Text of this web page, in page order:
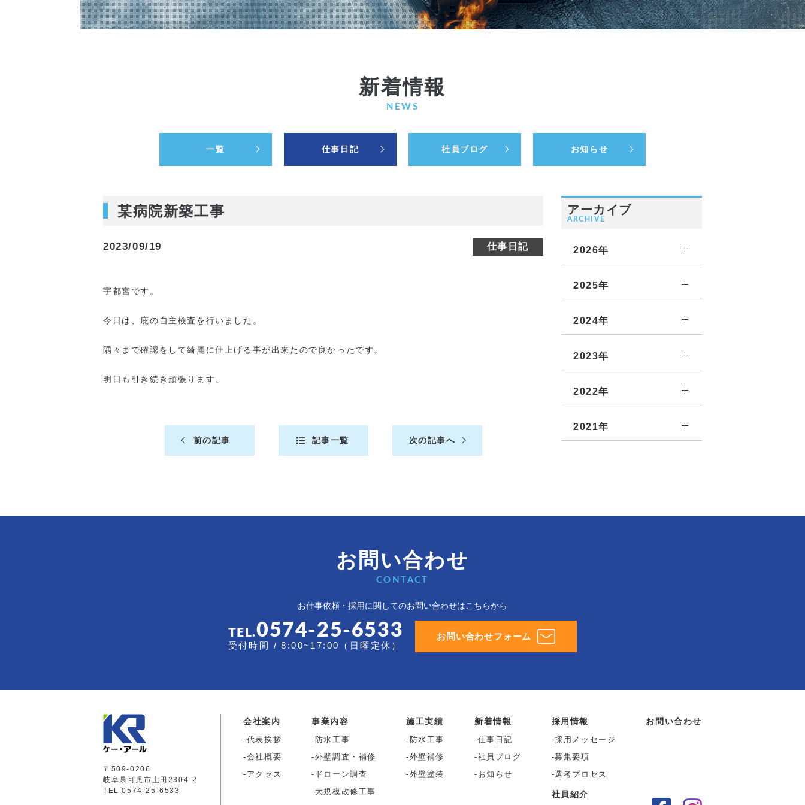
新着情報
NEWS
一覧 仕事日記 社員ブログ お知らせ
某病院新築工事
2023/09/19 仕事日記
宇都宮です。
今日は、庇の自主検査を行いました。
隅々まで確認をして綺麗に仕上げる事が出来たので良かったです。
明日も引き続き頑張ります。
前の記事 記事一覧 次の記事へ
アーカイブ
ARCHIVE
2026年
2025年
2024年
2023年
2022年
2021年
お問い合わせ
CONTACT
お仕事依頼・採用に関してのお問い合わせはこちらから
TEL.0574-25-6533
受付時間 / 8:00~17:00（日曜定休）
お問い合わせフォーム
〒509-0206
岐阜県可児市土田2304-2
TEL:0574-25-6533
会社案内
代表挨拶
会社概要
アクセス
事業内容
防水工事
外壁調査・補修
ドローン調査
大規模改修工事
施工実績
防水工事
外壁補修
外壁塗装
新着情報
仕事日記
社員ブログ
お知らせ
採用情報
採用メッセージ
募集要項
選考プロセス
社員紹介
お問い合わせ